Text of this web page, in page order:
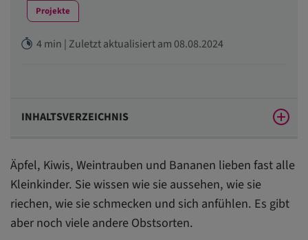
Projekte
4 min | Zuletzt aktualisiert am 08.08.2024
INHALTSVERZEICHNIS
allen Sinnen wahr
3. Tipp: Bereiten Sie gemeinsam Obststücke zu
Äpfel, Kiwis, Weintrauben und Bananen lieben fast alle
Kleinkinder. Sie wissen wie sie aussehen, wie sie
riechen, wie sie schmecken und sich anfühlen. Es gibt
aber noch viele andere Obstsorten.